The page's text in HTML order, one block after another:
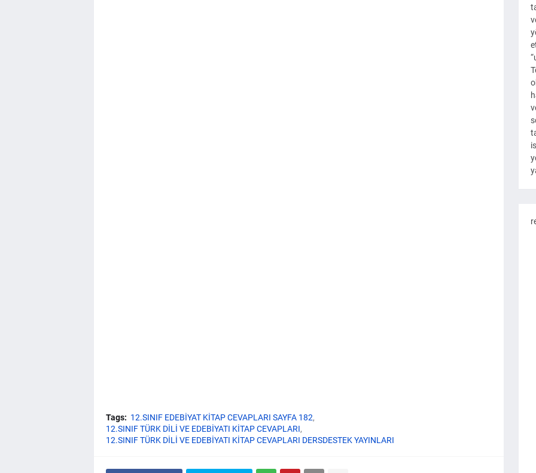
Tags: 12.SINIF EDEBİYAT KİTAP CEVAPLARI SAYFA 182
12.SINIF TÜRK DİLİ VE EDEBİYATI KİTAP CEVAPLARI
12.SINIF TÜRK DİLİ VE EDEBİYATI KİTAP CEVAPLARI DERSDESTEK YAYINLARI